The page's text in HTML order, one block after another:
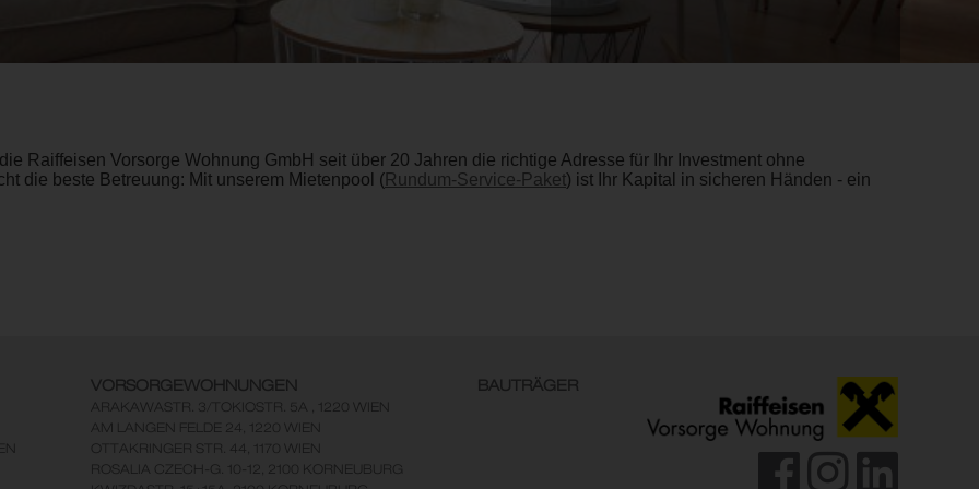
Raiffeisen Vorsorge Wohnung GmbH seit über 20 Jahren die richtige Adresse für Ihr Investment ohne
die beste Betreuung: Mit unserem Mietenpool (Rundum-Service-Paket) ist Ihr Kapital in sicheren Händen - ein
VORSORGEWOHNUNGEN
ARAKAWASTR. 3/TOKIOSTR. 5A , 1220 WIEN
AM LANGEN FELDE 24, 1220 WIEN
OTTAKRINGER STR. 44, 1170 WIEN
ROSALIA CZECH-G. 10-12, 2100 KORNEUBURG
BAUTRÄGER